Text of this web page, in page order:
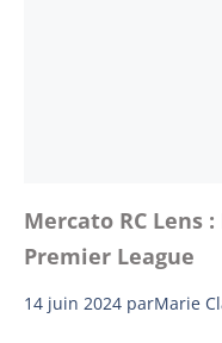
Mercato RC Lens
Premier League
14 juin 2024 parMarie